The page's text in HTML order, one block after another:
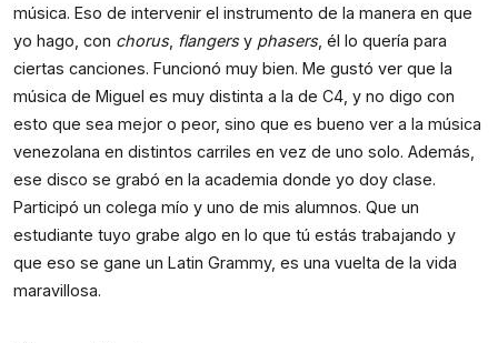
música. Eso de intervenir el instrumento de la manera en que
yo hago, con chorus, flangers y phasers, él lo quería para
ciertas canciones. Funcionó muy bien. Me gustó ver que la
música de Miguel es muy distinta a la de C4, y no digo con
esto que sea mejor o peor, sino que es bueno ver a la música
venezolana en distintos carriles en vez de uno solo. Además,
ese disco se grabó en la academia donde yo doy clase.
Participó un colega mío y uno de mis alumnos. Que un
estudiante tuyo grabe algo en lo que tú estás trabajando y
que eso se gane un Latin Grammy, es una vuelta de la vida
maravillosa.